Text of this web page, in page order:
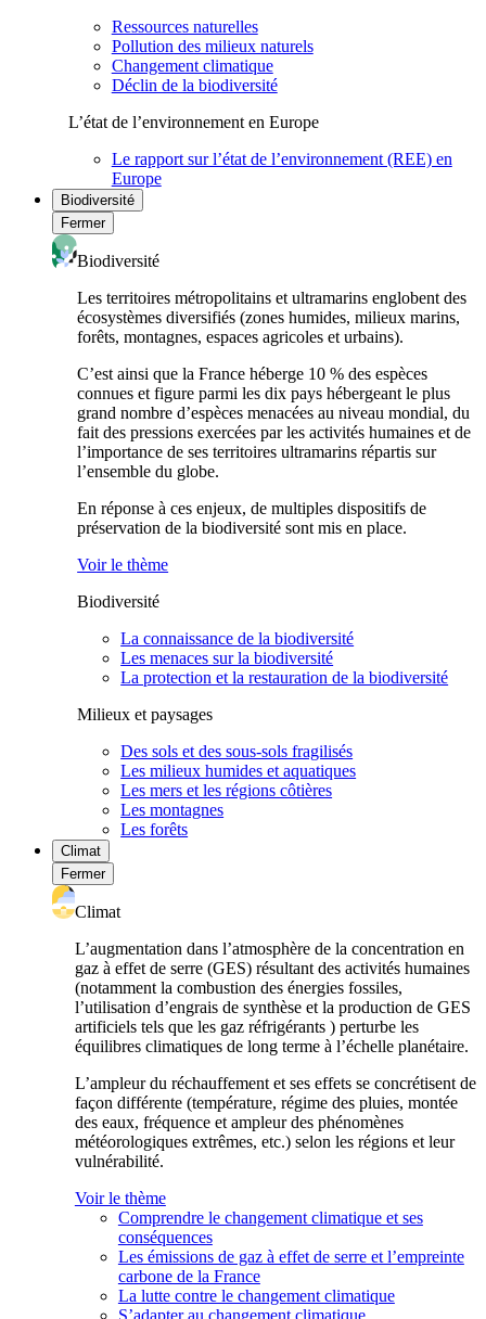
Ressources naturelles
Pollution des milieux naturels
Changement climatique
Déclin de la biodiversité
L’état de l’environnement en Europe
Le rapport sur l’état de l’environnement (REE) en
Europe
Biodiversité
Fermer
Biodiversité
Les territoires métropolitains et ultramarins englobent des
écosystèmes diversifiés (zones humides, milieux marins,
forêts, montagnes, espaces agricoles et urbains).
C’est ainsi que la France héberge 10 % des espèces
connues et figure parmi les dix pays hébergeant le plus
grand nombre d’espèces menacées au niveau mondial, du
fait des pressions exercées par les activités humaines et de
l’importance de ses territoires ultramarins répartis sur
l’ensemble du globe.
En réponse à ces enjeux, de multiples dispositifs de
préservation de la biodiversité sont mis en place.
Voir le thème
Biodiversité
La connaissance de la biodiversité
Les menaces sur la biodiversité
La protection et la restauration de la biodiversité
Milieux et paysages
Des sols et des sous-sols fragilisés
Les milieux humides et aquatiques
Les mers et les régions côtières
Les montagnes
Les forêts
Climat
Fermer
Climat
L’augmentation dans l’atmosphère de la concentration en
gaz à effet de serre (GES) résultant des activités humaines
(notamment la combustion des énergies fossiles,
l’utilisation d’engrais de synthèse et la production de GES
artificiels tels que les gaz réfrigérants ) perturbe les
équilibres climatiques de long terme à l’échelle planétaire.
L’ampleur du réchauffement et ses effets se concrétisent de
façon différente (température, régime des pluies, montée
des eaux, fréquence et ampleur des phénomènes
météorologiques extrêmes, etc.) selon les régions et leur
vulnérabilité.
Voir le thème
Comprendre le changement climatique et ses
conséquences
Les émissions de gaz à effet de serre et l’empreinte
carbone de la France
La lutte contre le changement climatique
S’adapter au changement climatique